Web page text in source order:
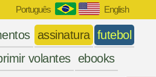
Português English
assinatura futebol
volantes ebooks